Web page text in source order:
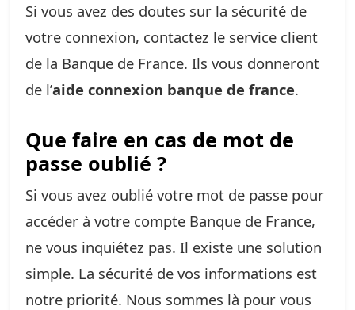
Si vous avez des doutes sur la sécurité de
votre connexion, contactez le service client
de la Banque de France. Ils vous donneront
de l’aide connexion banque de france.
Que faire en cas de mot de
passe oublié ?
Si vous avez oublié votre mot de passe pour
accéder à votre compte Banque de France,
ne vous inquiétez pas. Il existe une solution
simple. La sécurité de vos informations est
notre priorité. Nous sommes là pour vous